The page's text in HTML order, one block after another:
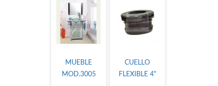
MUEBLE
MOD.3005
CUELLO
FLEXIBLE 4"